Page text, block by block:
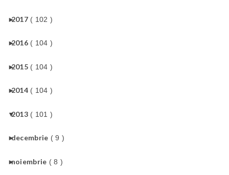
►
2017 ( 102 )
►
2016 ( 104 )
►
2015 ( 104 )
►
2014 ( 104 )
▼
2013 ( 101 )
►
decembrie ( 9 )
►
noiembrie ( 8 )